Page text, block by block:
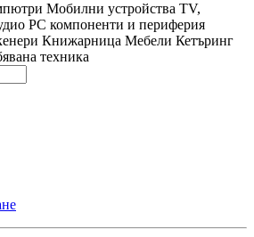
Мобилни устройства TV,
PC компоненти и периферия
Книжарница Мебели Кетъринг
техника